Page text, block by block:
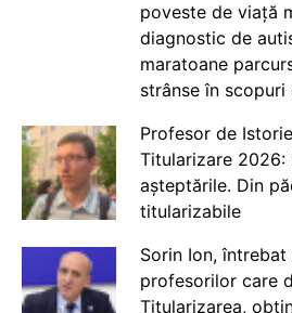
poveste de viață
diagnostic de
maratoane
strânse în
Profesor de
Titularizare 2026:
așteptările. Din
titularizabile
Sorin Ion,
profesorilor care
Titularizarea,